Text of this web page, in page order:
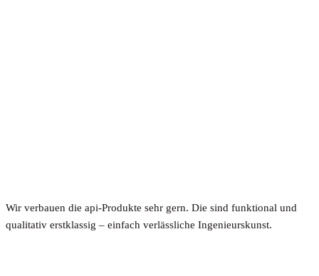
Wir verbauen die api-Produkte sehr gern. Die sind funktional und
qualitativ erstklassig – einfach verlässliche Ingenieurskunst.